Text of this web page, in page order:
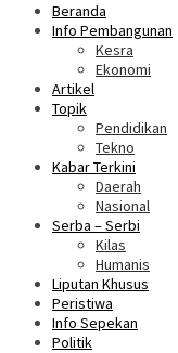
Beranda
Info Pembangunan
Kesra
Ekonomi
Artikel
Topik
Pendidikan
Tekno
Kabar Terkini
Daerah
Nasional
Serba – Serbi
Kilas
Humanis
Liputan Khusus
Peristiwa
Info Sepekan
Politik